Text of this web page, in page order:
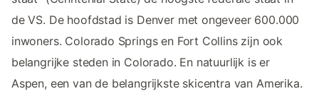
de VS. De hoofdstad is Denver met ongeveer 600.000
inwoners. Colorado Springs en Fort Collins zijn ook
belangrijke steden in Colorado. En natuurlijk is er
Aspen, een van de belangrijkste skicentra van Amerika.